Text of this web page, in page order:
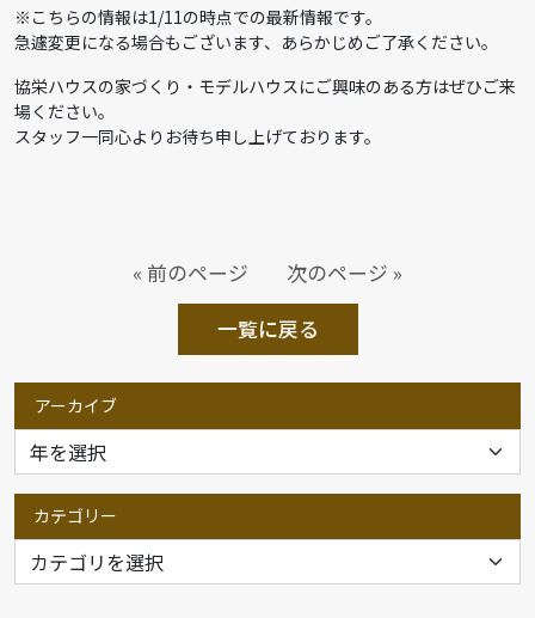
※こちらの情報は1/11の時点での最新情報です。
急遽変更になる場合もございます、あらかじめご了承ください。
協栄ハウスの家づくり・モデルハウスにご興味のある方はぜひご来
場ください。
スタッフ一同心よりお待ち申し上げております。
« 前のページ
一覧に戻る
次のページ »
アーカイブ
カテゴリー